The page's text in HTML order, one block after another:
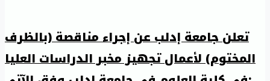
تعلن جامعة إدلب عن إجراء مناقصة (بالظرف
المختوم) لأعمال تجهيز مخبر الدراسات العليا